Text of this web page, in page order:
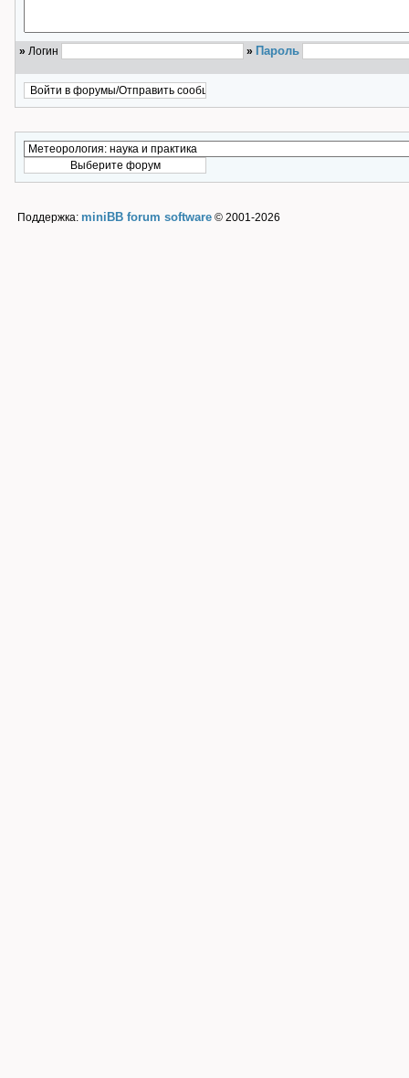
» Логин » Пароль
Поддержка: miniBB forum software © 2001-2026